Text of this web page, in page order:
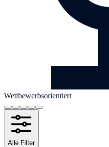
Wettbewerbsorientiert
Alle Filter